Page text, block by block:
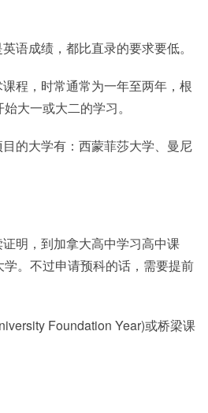
语成绩，都比直录的要求要低。
程，时常通常为一年至两年，根
大一或大二的学习。
的大学有：西蒙菲莎大学、曼尼
明，到加拿大高中学习高中课
。不过申请预科的话，需要提前
Foundation Year)或桥梁课